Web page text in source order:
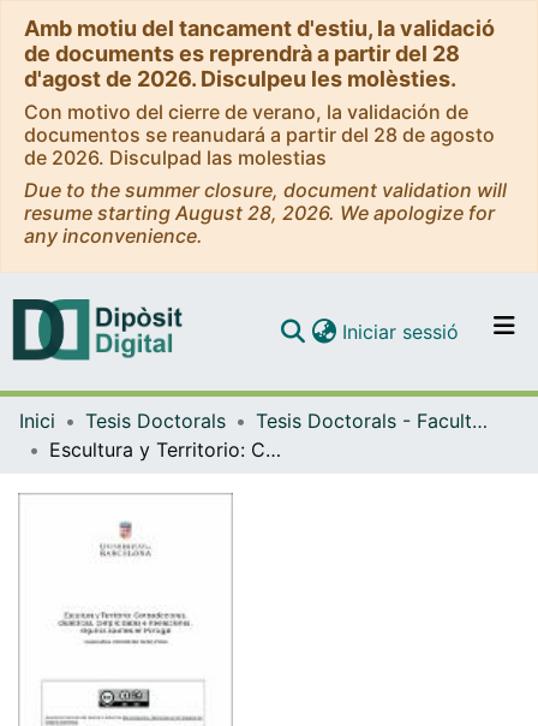
Amb motiu del tancament d'estiu, la validació
de documents es reprendrà a partir del 28
d'agost de 2026. Disculpeu les molèsties.
Con motivo del cierre de verano, la validación de
documentos se reanudará a partir del 28 de agosto
de 2026. Disculpad las molestias
Due to the summer closure, document validation will
resume starting August 28, 2026. We apologize for
any inconvenience.
Navega per tot el DD
Iniciar sessió (current)
Inici Tesis Doctorals
Tesis Doctorals - Facultat - Belles Arts
Escultura y Territorio: Contradicciones, dialécticas, complicidades e interacciones. Algunos apuntes en Portugal